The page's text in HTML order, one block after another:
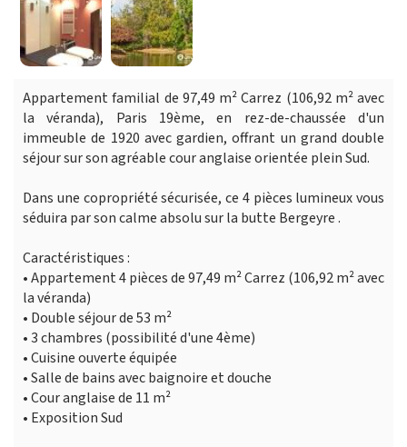
Appartement familial de 97,49 m² Carrez (106,92 m² avec
la véranda), Paris 19ème, en rez-de-chaussée d'un
immeuble de 1920 avec gardien, offrant un grand double
séjour sur son agréable cour anglaise orientée plein Sud.
Dans une copropriété sécurisée, ce 4 pièces lumineux vous
séduira par son calme absolu sur la butte Bergeyre .
Caractéristiques :
• Appartement 4 pièces de 97,49 m² Carrez (106,92 m² avec
la véranda)
• Double séjour de 53 m²
• 3 chambres (possibilité d'une 4ème)
• Cuisine ouverte équipée
• Salle de bains avec baignoire et douche
• Cour anglaise de 11 m²
• Exposition Sud